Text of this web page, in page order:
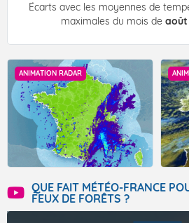
Écarts avec les moyennes de
maximales du mois de août
ANIMATION RADAR
QUE FAIT MÉTÉO-FRANCE
FEUX DE FORÊTS ?